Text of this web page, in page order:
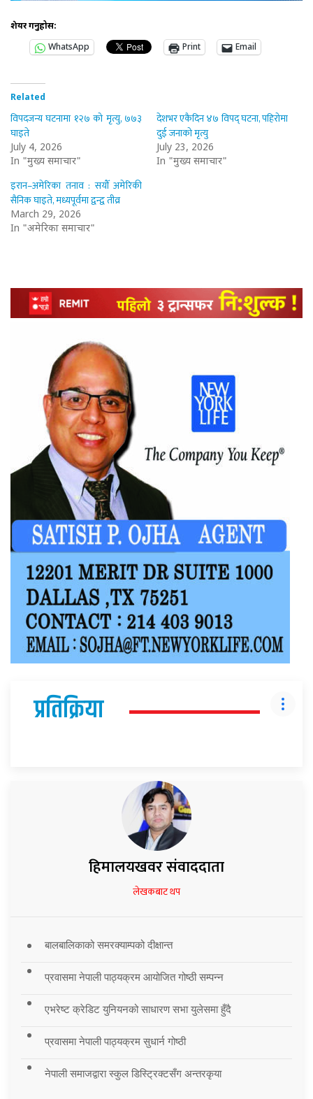
शेयर गर्नुहोस:
WhatsApp
Print Email
Related
विपदजन्य घटनामा १२७ को मृत्यु, ७७३
घाइते
July 4, 2026
In "मुख्य समाचार"
देशभर एकैदिन ४७ विपद् घटना, पहिरोमा
दुई जनाको मृत्यु
July 23, 2026
In "मुख्य समाचार"
इरान–अमेरिका तनाव : सयौँ अमेरिकी
सैनिक घाइते, मध्यपूर्वमा द्वन्द्व तीव्र
March 29, 2026
In "अमेरिका समाचार"
प्रतिक्रिया
हिमालयखवर संवाददाता
लेखकबाट थप
बालबालिकाको समरक्याम्पको दीक्षान्त
प्रवासमा नेपाली पाठ्यक्रम आयोजित गोष्ठी सम्पन्न
एभरेष्ट क्रेडिट युनियनको साधारण सभा युलेसमा हुँदै
प्रवासमा नेपाली पाठ्यक्रम सुधार्न गोष्ठी
नेपाली समाजद्वारा स्कुल डिस्ट्रिक्टसँग अन्तरकृया